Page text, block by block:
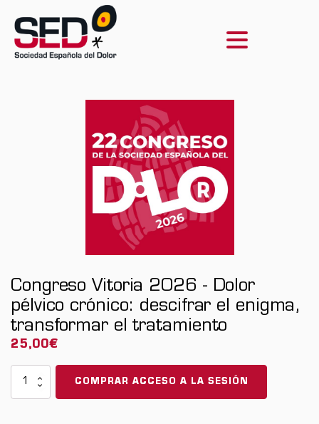
Congreso Vitoria 2026 - Dolor
pélvico crónico: descifrar el enigma,
transformar el tratamiento
25,00€
Congreso
Vitoria
COMPRAR ACCESO A LA SESIÓN